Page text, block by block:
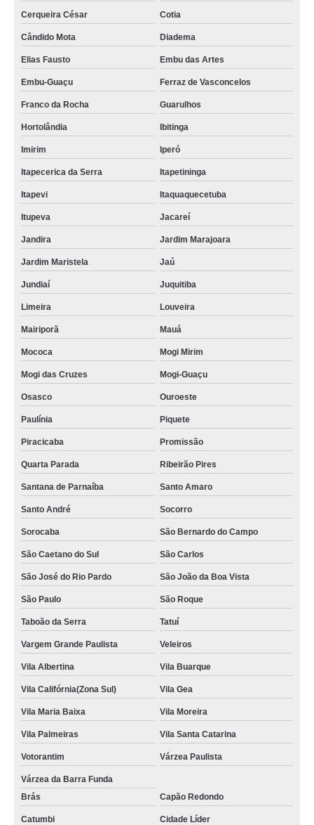
Cerqueira César Cotia
Cândido Mota Diadema
Elias Fausto Embu das Artes
Embu-Guaçu Ferraz de Vasconcelos
Franco da Rocha Guarulhos
Hortolândia Ibitinga
Imirim Iperó
Itapecerica da Serra Itapetininga
Itapevi Itaquaquecetuba
Itupeva Jacareí
Jandira Jardim Marajoara
Jardim Maristela Jaú
Jundiaí Juquitiba
Limeira Louveira
Mairiporã Mauá
Mococa Mogi Mirim
Mogi das Cruzes Mogi-Guaçu
Osasco Ouroeste
Paulínia Piquete
Piracicaba Promissão
Quarta Parada Ribeirão Pires
Santana de Parnaíba Santo Amaro
Santo André Socorro
Sorocaba São Bernardo do Campo
São Caetano do Sul São Carlos
São José do Rio Pardo São João da Boa Vista
São Paulo São Roque
Taboão da Serra Tatuí
Vargem Grande Paulista Veleiros
Vila Albertina Vila Buarque
Vila Califórnia(Zona Sul) Vila Gea
Vila Maria Baixa Vila Moreira
Vila Palmeiras Vila Santa Catarina
Votorantim Várzea Paulista
Várzea da Barra Funda
Brás
Capão Redondo
Catumbi Cidade Líder